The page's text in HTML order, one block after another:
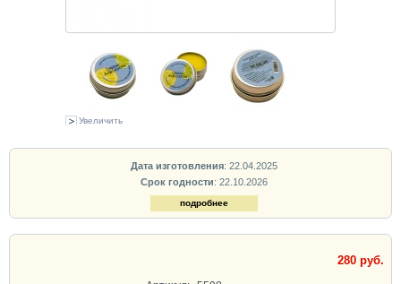
Увеличить
Дата изготовления: 22.04.2025
Срок годности: 22.10.2026
подробнее
280 руб.